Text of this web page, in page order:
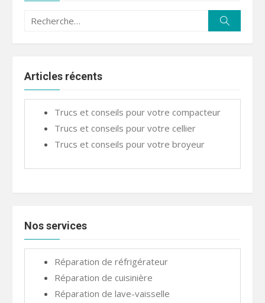
Recherche
Articles récents
Trucs et conseils pour votre compacteur
Trucs et conseils pour votre cellier
Trucs et conseils pour votre broyeur
Nos services
Réparation de réfrigérateur
Réparation de cuisinière
Réparation de lave-vaisselle